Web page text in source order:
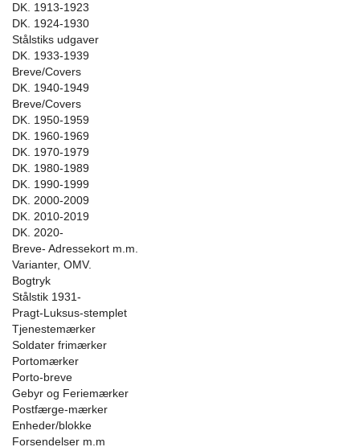
DK. 1913-1923
DK. 1924-1930
Stålstiks udgaver
DK. 1933-1939
Breve/Covers
DK. 1940-1949
Breve/Covers
DK. 1950-1959
DK. 1960-1969
DK. 1970-1979
DK. 1980-1989
DK. 1990-1999
DK. 2000-2009
DK. 2010-2019
DK. 2020-
Breve- Adressekort m.m.
Varianter, OMV.
Bogtryk
Stålstik 1931-
Pragt-Luksus-stemplet
Tjenestemærker
Soldater frimærker
Portomærker
Porto-breve
Gebyr og Feriemærker
Postfærge-mærker
Enheder/blokke
Forsendelser m.m